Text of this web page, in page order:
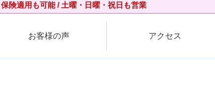
険適用も可能 / 土曜・日曜・祝日も営業
お客様の声 アクセス